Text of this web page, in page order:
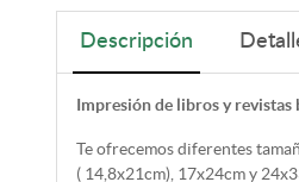
Descripción
Impresión de libros y revistas
Te ofrecemos diferentes
( 14,8x21cm), 17x24cm y